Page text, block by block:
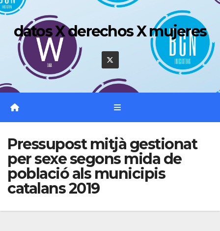
Saltar
contenido
datos X derechos X mujeres
Pressupost mitjà gestionat
per sexe segons mida de
població als municipis
catalans 2019